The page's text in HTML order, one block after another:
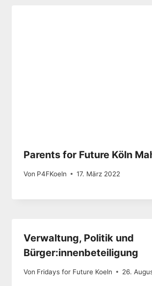
Parents for Future Köln
Von P4FKoeln 17. März 2022
Verwaltung, Politik und
Bürger:innenbeteiligung
Von Fridays for Future Koeln 26.